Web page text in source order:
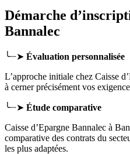
Démarche
Bannalec
╰┈➤ Évaluation personnalisée
L’approche initiale chez Caisse
à cerner précisément vos
╰┈➤ Étude comparative
Caisse d’Epargne Bannalec à
comparative des contrats du
les plus adaptées.